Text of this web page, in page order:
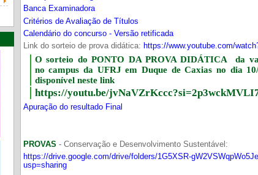
Banca Examinadora
Critérios de Avaliação de Títulos
Calendário do concurso - Versão retificada
Link do sorteio de prova didática: https://www.youtube.com/
O sorteio do PONTO DA PROVA DIDÁTICA da
no campus da UFRJ em Duque de Caxias no dia
disponível neste link
https://youtu.be/
Apuração do resultado Final
PROVAS - Conservação e Desenvolvimento Sustentável:
https://drive.google.com/drive/folders/1G5XSR-
usp=sharing